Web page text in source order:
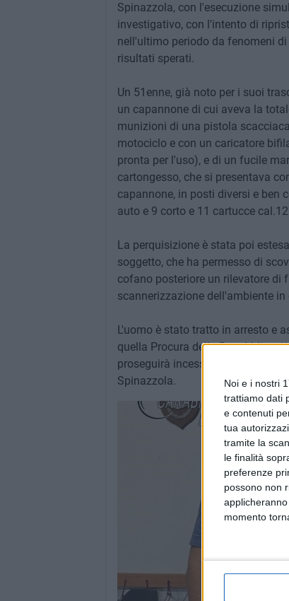
Noi e i nostri
trattiamo dati
e contenuti
tua
tramite la
le finalità
preferenze
possono non
momento
Spinazzola, con l'esecuzione
investigativo, con l'intento di
nell'ultimo periodo da fenomeni
risultati sperati.
Un 51enne, già noto per i suoi
un capannone di cui aveva la
munizioni di una pistola
motociclo e con un caricatore
pronta per l'uso), e di un fucile
cartongesso, che si presentava
capannone, in posti diversi e ben
auto e 9 corto e 11 cartucce
La perquisizione è stata poi
soggetto, che ha permesso di
cofano posteriore un rilevatore di
scannerizzazione dell'ambiente
L'uomo è stato tratto in arresto e
quella Procura della Repubblica.
proseguirà incessante anche
Spinazzola.